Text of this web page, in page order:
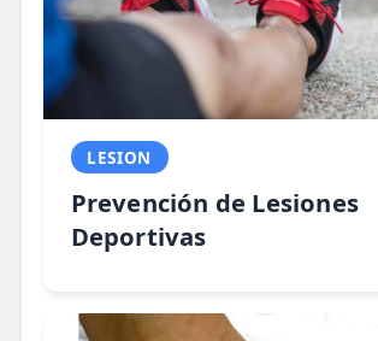
LESION
Prevención de Lesiones
Deportivas